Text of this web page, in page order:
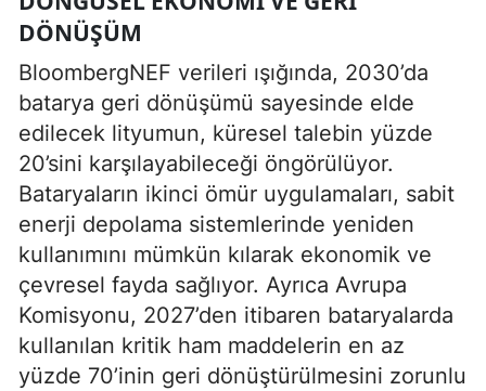
DÖNÜŞÜM
BloombergNEF verileri ışığında, 2030’da
batarya geri dönüşümü sayesinde elde
edilecek lityumun, küresel talebin yüzde
20’sini karşılayabileceği öngörülüyor.
Bataryaların ikinci ömür uygulamaları, sabit
enerji depolama sistemlerinde yeniden
kullanımını mümkün kılarak ekonomik ve
çevresel fayda sağlıyor. Ayrıca Avrupa
Komisyonu, 2027’den itibaren bataryalarda
kullanılan kritik ham maddelerin en az
yüzde 70’inin geri dönüştürülmesini zorunlu